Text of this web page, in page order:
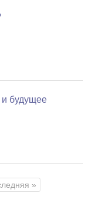
будущее
»